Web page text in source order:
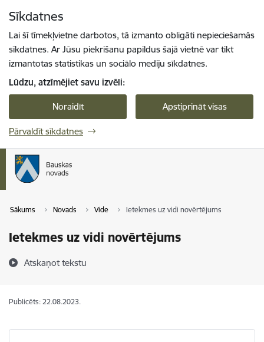
Sīkdatnes
Lai šī tīmekļvietne darbotos, tā izmanto obligāti nepieciešamās
sīkdatnes. Ar Jūsu piekrišanu papildus šajā vietnē var tikt
izmantotas statistikas un sociālo mediju sīkdatnes.
Lūdzu, atzīmējiet savu izvēli:
Noraidīt Apstiprināt visas
Pārvaldīt sīkdatnes
Sākums Novads Vide Ietekmes uz vidi novērtējums
Ietekmes uz vidi novērtējums
Atskaņot tekstu
Publicēts: 22.08.2023.